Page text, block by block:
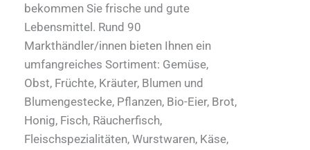
bekommen Sie frische und gute
Lebensmittel. Rund 90
Markthändler/innen bieten Ihnen ein
umfangreiches Sortiment: Gemüse,
Obst, Früchte, Kräuter, Blumen und
Blumengestecke, Pflanzen, Bio-Eier, Brot,
Honig, Fisch, Räucherfisch,
Fleischspezialitäten, Wurstwaren, Käse,